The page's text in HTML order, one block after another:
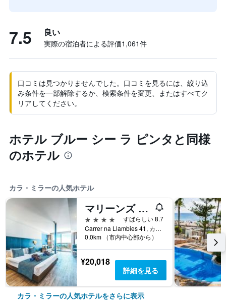
7.5 良い
実際の宿泊者による評価1,061​件
口コミは見つかりませんでした。口コミを見るには、絞り込
み条件を一部解除するか、検索条件を変更、またはすべてク
リアしてください。
ホテル ブルー シー ラ ピンタと同様
のホテル
カラ・ミラーの人気ホテル
マリーンズ プラヤ
4つ星
すばらしい 8.7
Carrer na Llambies 41, カラ・ミラー, マヨルカ島, スペイン
0.0km （市内中心部から）
¥20,018
詳細を見る
カラ・ミラーの人気ホテルをさらに表示